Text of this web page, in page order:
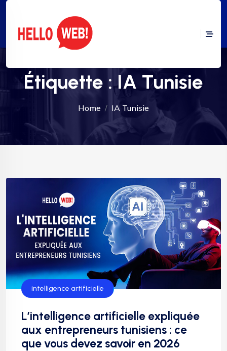
Étiquette :IA Tunisie
Home IA Tunisie
intelligence artificielle
L’intelligence artificielle expliquée
aux entrepreneurs tunisiens : ce
que vous devez savoir en 2026